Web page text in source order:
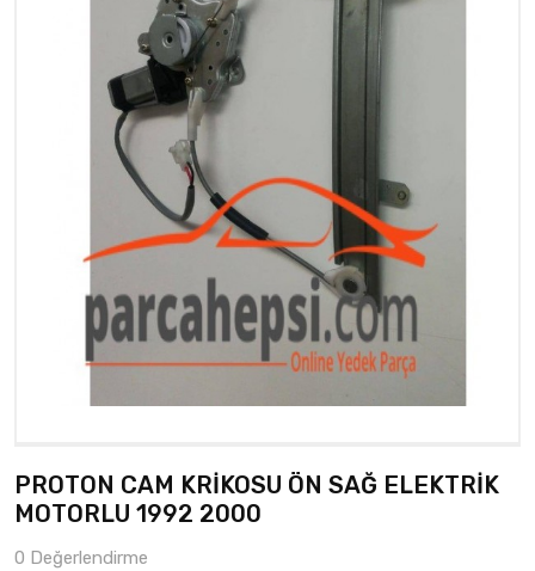
PROTON CAM KRİKOSU ÖN SAĞ ELEKTRİK
MOTORLU 1992 2000
0 Değerlendirme